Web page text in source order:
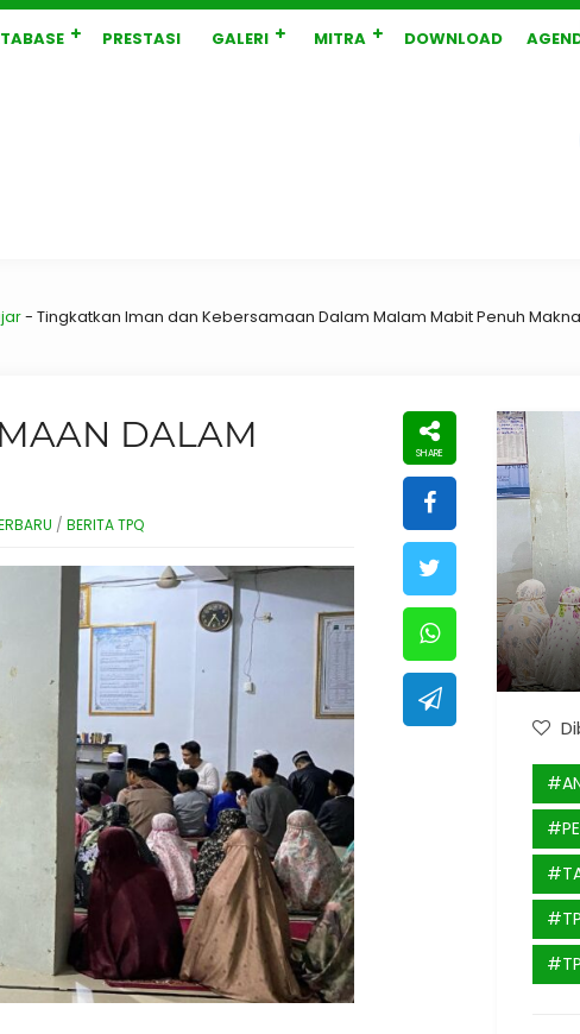
PRESTASI GALERI MITRA DOWNLOAD
- Tingkatkan Iman dan Kebersamaan Dalam Malam Mabit Penuh Makna
DALAM
/ BERITA TPQ